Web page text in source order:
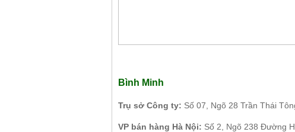
Bình Minh
Trụ sở Công ty: Số 07, Ngõ 28 Trần Thái
VP bán hàng Hà Nội: Số 2, Ngõ 238 Đường H